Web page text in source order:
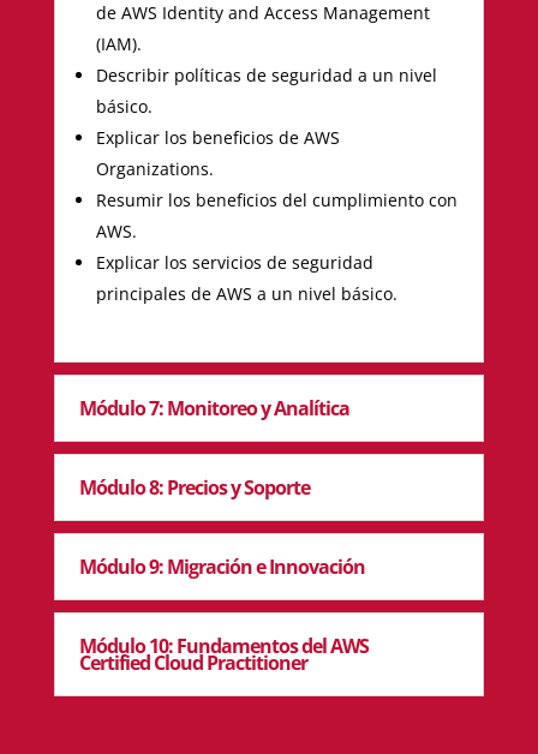
de AWS Identity and Access Management
(IAM).
Describir políticas de seguridad a un nivel
básico.
Explicar los beneficios de AWS
Organizations.
Resumir los beneficios del cumplimiento con
AWS.
Explicar los servicios de seguridad
principales de AWS a un nivel básico.
Módulo 7: Monitoreo y Analítica
Módulo 8: Precios y Soporte
Módulo 9: Migración e Innovación
Módulo 10: Fundamentos del AWS
Certified Cloud Practitioner